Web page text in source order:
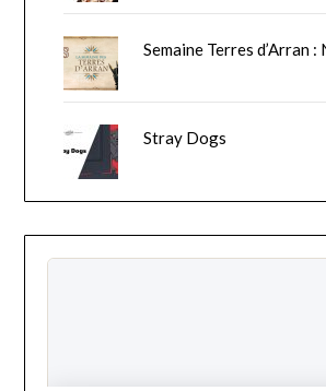
Semaine Terres d’Arran :
Stray Dogs